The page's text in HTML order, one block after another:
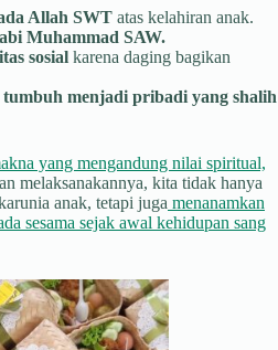
Allah SWT atas kelahiran anak.
Muhammad SAW.
sosial karena daging bagikan
menjadi pribadi yang shalih
yang mengandung nilai spiritual,
melaksanakannya, kita tidak hanya
anak, tetapi juga menanamkan
sesama sejak awal kehidupan sang